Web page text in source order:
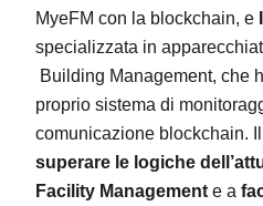
MyeFM con la blockchain, e
specializzata in
Building Management, che
proprio sistema di
comunicazione blockchain.
superare le logiche
Facility Management e a